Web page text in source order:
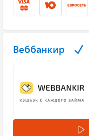
Веббанкир